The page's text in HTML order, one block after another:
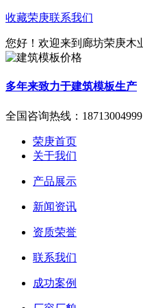
收藏荣庚联系我们
您好！欢迎来到廊坊荣庚木
多年来致力于建筑模板生产
全国咨询热线： 18713004999
荣庚首页
关于我们
产品展示
新闻资讯
资质荣誉
联系我们
成功案例